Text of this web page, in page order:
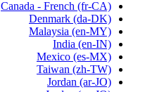
Canada - French (fr-CA)
Denmark (da-DK)
Malaysia (en-MY)
India (en-IN)
Mexico (es-MX)
Taiwan (zh-TW)
Jordan (ar-JO)